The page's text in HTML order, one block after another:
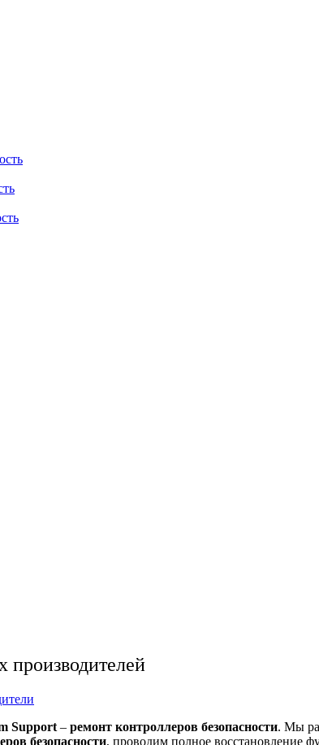
Support – ремонт контроллеров безопасности. Мы
безопасности, проводим полное восстановление